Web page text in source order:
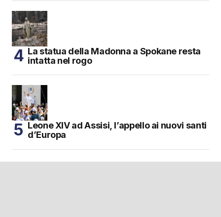
La statua della Madonna a Spokane resta
intatta nel rogo
Leone XIV ad Assisi, l’appello ai nuovi santi
d’Europa